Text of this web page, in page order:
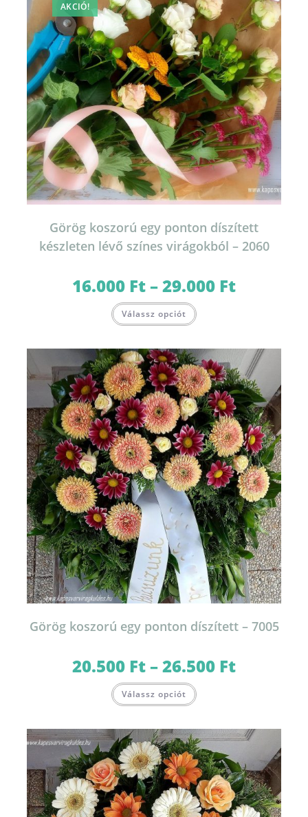
AKCIÓ!
Görög koszorú egy ponton díszített
készleten lévő színes virágokból – 2060
16.000 Ft–29.000 Ft16.000 Ft
Válassz opciót a
van.
A
változatok
a
termékoldalon
választhatók
ki
Görög koszorú egy ponton díszített – 7005
20.500 Ft–26.500 Ft20.500 Ft
Válassz opciót a
van.
A
változatok
a
termékoldalon
választhatók
ki